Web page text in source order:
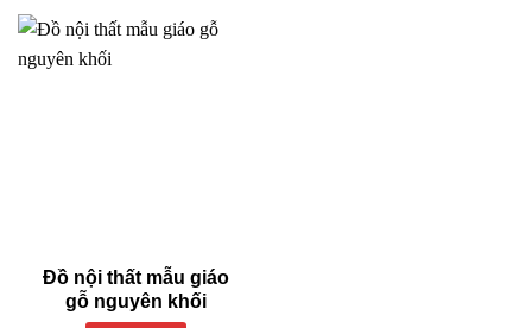
Đồ nội thất mẫu giáo
gỗ nguyên khối